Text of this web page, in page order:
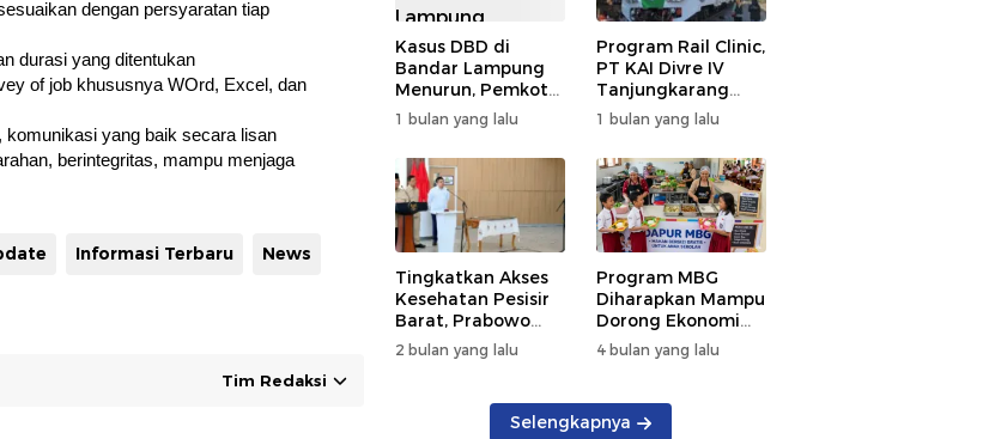
dengan persyaratan tiap
durasi yang ditentukan
of job khususnya WOrd, Excel, dan
yang baik secara lisan
berintegritas, mampu menjaga
Informasi Terbaru News
Tim Redaksi
Kasus DBD di
Bandar Lampung
Menurun, Pemkot
Genjot PSN
Wujudkan Nol
Kematian
1 bulan yang lalu
Program Rail Clinic,
PT KAI Divre IV
Tanjungkarang
Beri Layanan
Kesehatan Gratis
250 Warga
1 bulan yang lalu
Tingkatkan Akses
Kesehatan Pesisir
Barat, Prabowo
Resmikan RSUD KH
Muhammad Thohir
2 bulan yang lalu
Program MBG
Diharapkan Mampu
Dorong Ekonomi
Daerah, DPRD
Lampung Tekankan
Produk Lokal
4 bulan yang lalu
Selengkapnya